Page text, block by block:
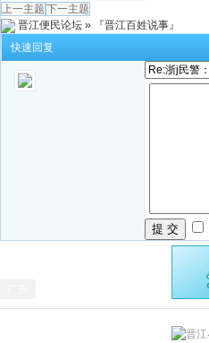
上一主题 下一主题
晋江便民论坛 »
『晋江百姓说事』
快速回复
提 交